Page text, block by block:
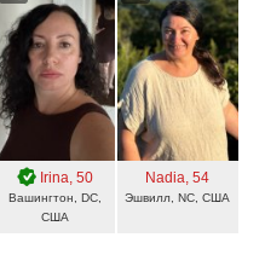
Irina, 50
Вашингтон, DC,
США
Nadia, 54
Эшвилл, NC, США